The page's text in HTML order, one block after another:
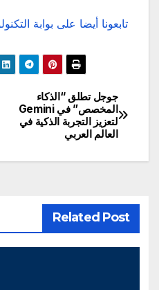
تابعونا أيضا على بوابة
تصفّح
المقالات
جوجل تطلق “الذكاء
المخصص” في Gemini
لتعزيز التجربة الذكية في
العالم العربي
Related Post